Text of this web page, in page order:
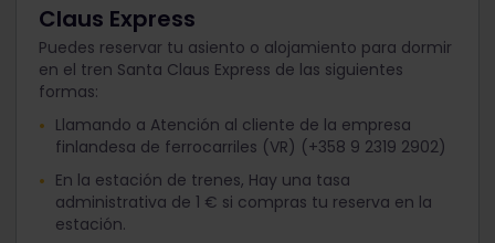
Claus Express
Puedes reservar tu asiento o alojamiento para dormir
en el tren Santa Claus Express de las siguientes
formas:
Llamando a Atención al cliente de la empresa
finlandesa de ferrocarriles (VR) (+358 9 2319 2902)
En la estación de trenes, Hay una tasa
administrativa de 1 € si compras tu reserva en la
estación.